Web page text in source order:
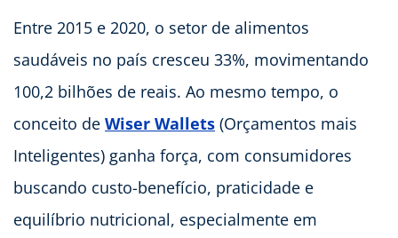
Entre 2015 e 2020, o setor de alimentos
saudáveis no país cresceu 33%, movimentando
100,2 bilhões de reais. Ao mesmo tempo, o
conceito de Wiser Wallets (Orçamentos mais
Inteligentes) ganha força, com consumidores
buscando custo-benefício, praticidade e
equilíbrio nutricional, especialmente em